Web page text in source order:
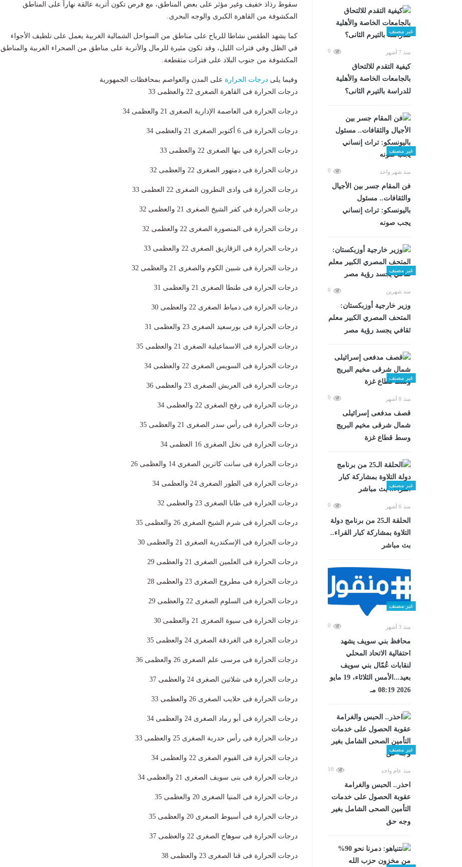
غير مصنف
منذ 7 أشهر 0
كيفية التقدم للالتحاق
بالجامعات الخاصة والأهلية
للدراسة بالتيرم الثانى؟
غير مصنف
منذ شهر واحد 0
فن المقام جسر بين الأجيال
والثقافات.. مسئول
باليونسكو: تراث إنساني
يجب صونه
غير مصنف
منذ شهرين 0
وزير خارجية أوزبكستان:
المتحف المصري الكبير معلم
ثقافي يجسد رؤية مصر
غير مصنف
منذ 8 أشهر 0
قصف مدفعى إسرائيلى
شمال شرقى مخيم البريج
وسط قطاع غزة
غير مصنف
منذ 6 أشهر 0
الحلقة الـ25 من برنامج دولة
التلاوة بمشاركة كبار القراء..
بث مباشر
غير مصنف
منذ 3 أشهر 0
محافظ بني سويف يشهد
احتفالية الاتحاد المحلي
لنقابات عُمّال بني سويف
بعيد...الأمس الثلاثاء، 19 مايو
2026 08:19 مـ
غير مصنف
منذ عام واحد 10
احذر.. الحبس والغرامة
عقوبة الحصول على خدمات
التأمين الصحى الشامل بغير
وجه حق
سقوط رذاذ خفيف وغير مؤثر على بعض المناطق، مع فرص تكون أتربة عالقة نهاراً على المناطق
المكشوفة من القاهرة الكبرى والوجه البحرى.
كما يشهد الطقس نشاطا للرياح على مناطق من السواحل الشمالية الغربية يعمل على تلطيف الأجواء
في الظل وفي فترات الليل، وقد تكون مثيرة للرمال والأتربة على مناطق من الصحراء الغربية والمناطق
المكشوفة من جنوب البلاد على فترات متقطعة.
وفيما يلى درجات الحرارة على المدن والعواصم بمحافظات الجمهورية
درجات الحرارة فى القاهرة الصغرى 22 والعظمى 33
درجات الحرارة فى العاصمة الإدارية الصغرى 21 والعظمى 34
درجات الحرارة فى 6 أكتوبر الصغرى 21 والعظمى 34
درجات الحرارة فى بنها الصغرى 22 والعظمى 33
درجات الحرارة فى دمنهور الصغرى 22 والعظمى 32
درجات الحرارة فى وادى النطرون الصغرى 22 العظمى 33
درجات الحرارة فى كفر الشيخ الصغرى 21 والعظمى 32
درجات الحرارة فى المنصورة الصغرى 22 والعظمى 32
درجات الحرارة فى الزقازيق الصغرى 22 والعظمى 33
درجات الحرارة فى شبين الكوم والصغرى 21 والعظمى 32
درجات الحرارة فى طنطا الصغرى 21 والعظمى 31
درجات الحرارة فى دمياط الصغرى 22 والعظمى 30
درجات الحرارة فى بورسعيد الصغرى 23 والعظمى 31
درجات الحرارة فى الاسماعيلية الصغرى 21 والعظمى 35
درجات الحرارة فى السويس الصغرى 22 والعظمى 34
درجات الحرارة فى العريش الصغرى 23 والعظمى 36
درجات الحرارة فى رفح الصغرى 22 والعظمى 34
درجات الحرارة فى رأس سدر الصغرى 21 والعظمى 35
درجات الحرارة فى نخل الصغرى 16 العظمى 34
درجات الحرارة فى سانت كاترين الصغرى 14 والعظمى 26
درجات الحرارة فى الطور الصغرى 24 والعظمى 34
درجات الحرارة فى طابا الصغرى 23 والعظمى 32
درجات الحرارة فى شرم الشيخ الصغرى 26 والعظمى 35
درجات الحرارة فى الإسكندرية الصغرى 21 والعظمى 30
درجات الحرارة فى العلمين الصغرى 21 والعظمى 29
درجات الحرارة فى مطروح الصغرى 23 والعظمى 28
درجات الحرارة فى السلوم الصغرى 22 والعظمى 29
درجات الحرارة فى سيوة الصغرى 21 والعظمى 30
درجات الحرارة فى الغردقة الصغرى 24 والعظمى 35
درجات الحرارة فى مرسى علم الصغرى 26 والعظمى 36
درجات الحرارة فى شلاتين الصغرى 24 والعظمى 37
درجات الحرارة فى حلايب الصغرى 26 والعظمى 33
درجات الحرارة فى أبو رماد الصغرى 24 والعظمى 34
درجات الحرارة فى رأس حدربة الصغرى 25 والعظمى 33
درجات الحرارة فى الفيوم الصغرى 22 والعظمى 34
درجات الحرارة فى بنى سويف الصغرى 21 والعظمى 34
درجات الحرارة فى المنيا الصغرى 20 والعظمى 35
درجات الحرارة فى أسيوط الصغرى 20 والعظمى 35
درجات الحرارة فى سوهاج الصغرى 22 والعظمى 37
درجات الحرارة فى قنا الصغرى 23 والعظمى 38